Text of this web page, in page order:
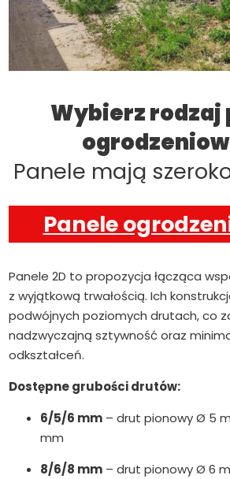
Wybierz rodzaj
Panele mają
Panele
Panele 2D to propozycja łącząca
z wyjątkową trwałością. Ich
podwójnych poziomych drutach, co
nadzwyczajną sztywność oraz
odkształceń.
Dostępne grubości drutów:
6/5/6 mm – drut pionowy Ø 5
mm
8/6/8 mm – drut pionowy Ø 6